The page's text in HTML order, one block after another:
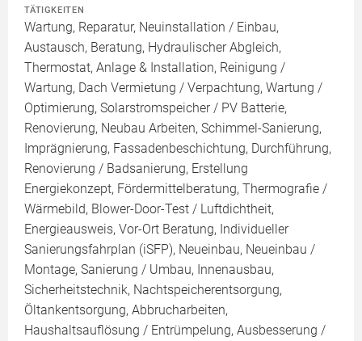
TÄTIGKEITEN
Wartung, Reparatur, Neuinstallation / Einbau,
Austausch, Beratung, Hydraulischer Abgleich,
Thermostat, Anlage & Installation, Reinigung /
Wartung, Dach Vermietung / Verpachtung, Wartung /
Optimierung, Solarstromspeicher / PV Batterie,
Renovierung, Neubau Arbeiten, Schimmel-Sanierung,
Imprägnierung, Fassadenbeschichtung, Durchführung,
Renovierung / Badsanierung, Erstellung
Energiekonzept, Fördermittelberatung, Thermografie /
Wärmebild, Blower-Door-Test / Luftdichtheit,
Energieausweis, Vor-Ort Beratung, Individueller
Sanierungsfahrplan (iSFP), Neueinbau, Neueinbau /
Montage, Sanierung / Umbau, Innenausbau,
Sicherheitstechnik, Nachtspeicherentsorgung,
Öltankentsorgung, Abbrucharbeiten,
Haushaltsauflösung / Entrümpelung, Ausbesserung /